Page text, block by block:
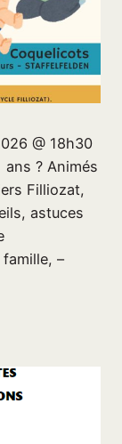
@ 18h30
? Animés
Filliozat,
astuces
–